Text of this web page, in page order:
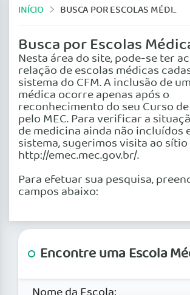
INÍCIO BUSCA POR ESCOLAS MÉDICAS
Busca por Escolas
Nesta área do site, pode-se ter
relação de escolas médicas
sistema do CFM. A inclusão de
médica ocorre apenas após o
reconhecimento do seu Curso
pelo MEC. Para verificar a
de medicina ainda não incluídos
sistema, sugerimos visita ao sítio
http://emec.mec.gov.br/.
Para efetuar sua pesquisa,
campos abaixo:
Encontre uma Escola